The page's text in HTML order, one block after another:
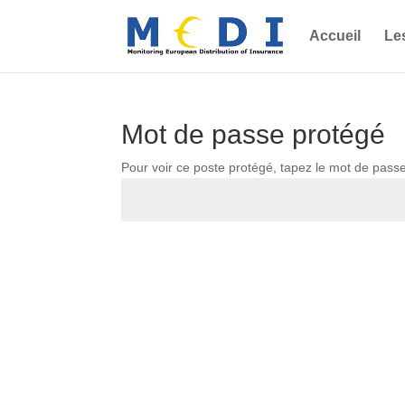
Accueil
Mot de passe protégé
Pour voir ce poste protégé, tapez le mot de